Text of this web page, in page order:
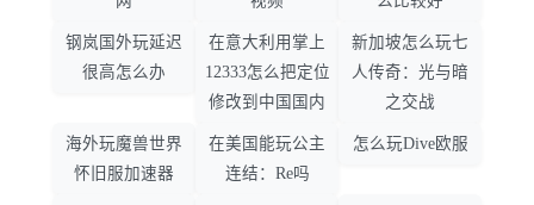
钢岚国外玩延迟
很高怎么办
在意大利用掌上
12333怎么把定位
修改到中国国内
新加坡怎么玩七
人传奇：光与暗
之交战
海外玩魔兽世界
怀旧服加速器
在美国能玩公主
连结：Re吗
怎么玩Dive欧服